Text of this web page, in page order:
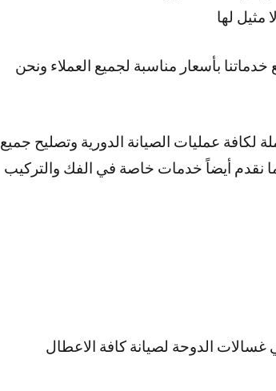
مثيل لها
بأسعار مناسبة لجميع العملاء ونحن
لكافة عمليات الصيانة الدورية وتصليح جميع
نقدم أيضاً خدمات خاصة في الفك والتركيب
الدوحة لصيانة كافة الاعطال